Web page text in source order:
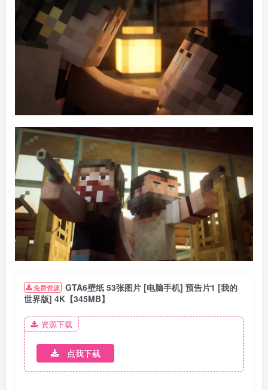
免费资源 GTA6壁纸 53张图片 [电脑手机] 预告片1 [我的
世界版] 4K【345MB】
资源下载
点我下载